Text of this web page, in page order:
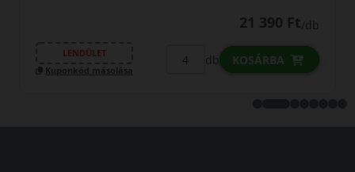
21 390 Ft /db
LENDÜLET
Kuponkód másolása
db KOSÁRBA